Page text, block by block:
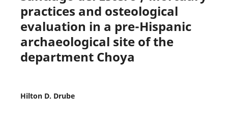
practices and osteological
evaluation in a pre-Hispanic
archaeological site of the
department Choya
Hilton D. Drube